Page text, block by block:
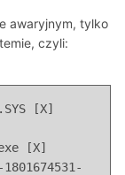
awaryjnym, tylko
czyli:
[X]
[X]